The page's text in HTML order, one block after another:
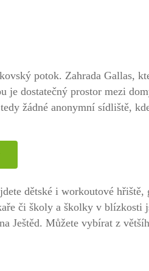
potok. Zahrada Gallas,
dostatečný prostor mezi
žádné anonymní sídliště,
dětské i workoutové
či školy a školky v blízkosti
Ještěd. Můžete vybírat z